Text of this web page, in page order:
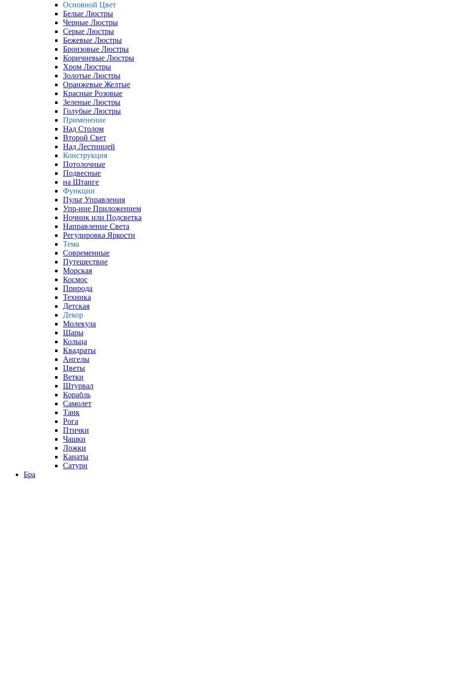
Основной Цвет
Белые Люстры
Черные Люстры
Серые Люстры
Бежевые Люстры
Бронзовые Люстры
Коричневые Люстры
Хром Люстры
Золотые Люстры
Оранжевые Желтые
Красные Розовые
Зеленые Люстры
Голубые Люстры
Применение
Над Столом
Второй Свет
Над Лестницей
Конструкция
Потолочные
Подвесные
на Штанге
Функции
Пульт Управления
Упр-ние Приложением
Ночник или Подсветка
Направление Света
Регулировка Яркости
Тема
Современные
Путешествие
Морская
Космос
Природа
Техника
Детская
Декор
Молекула
Шары
Кольца
Квадраты
Ангелы
Цветы
Ветки
Штурвал
Корабль
Самолет
Танк
Рога
Птички
Чашки
Ложки
Канаты
Сатурн
Бра